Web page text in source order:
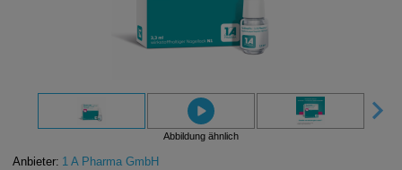
Abbildung ähnlich
Anbieter: 1 A Pharma GmbH